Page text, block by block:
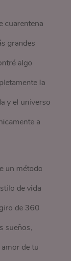
cuarentena
grandes
algo
la
y el universo
a
un método
de vida
de 360
sueños,
de tu